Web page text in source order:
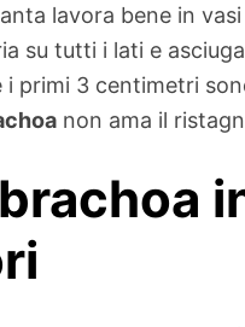
lavora bene in
su tutti i lati e
i primi 3 centimetri
non ama il